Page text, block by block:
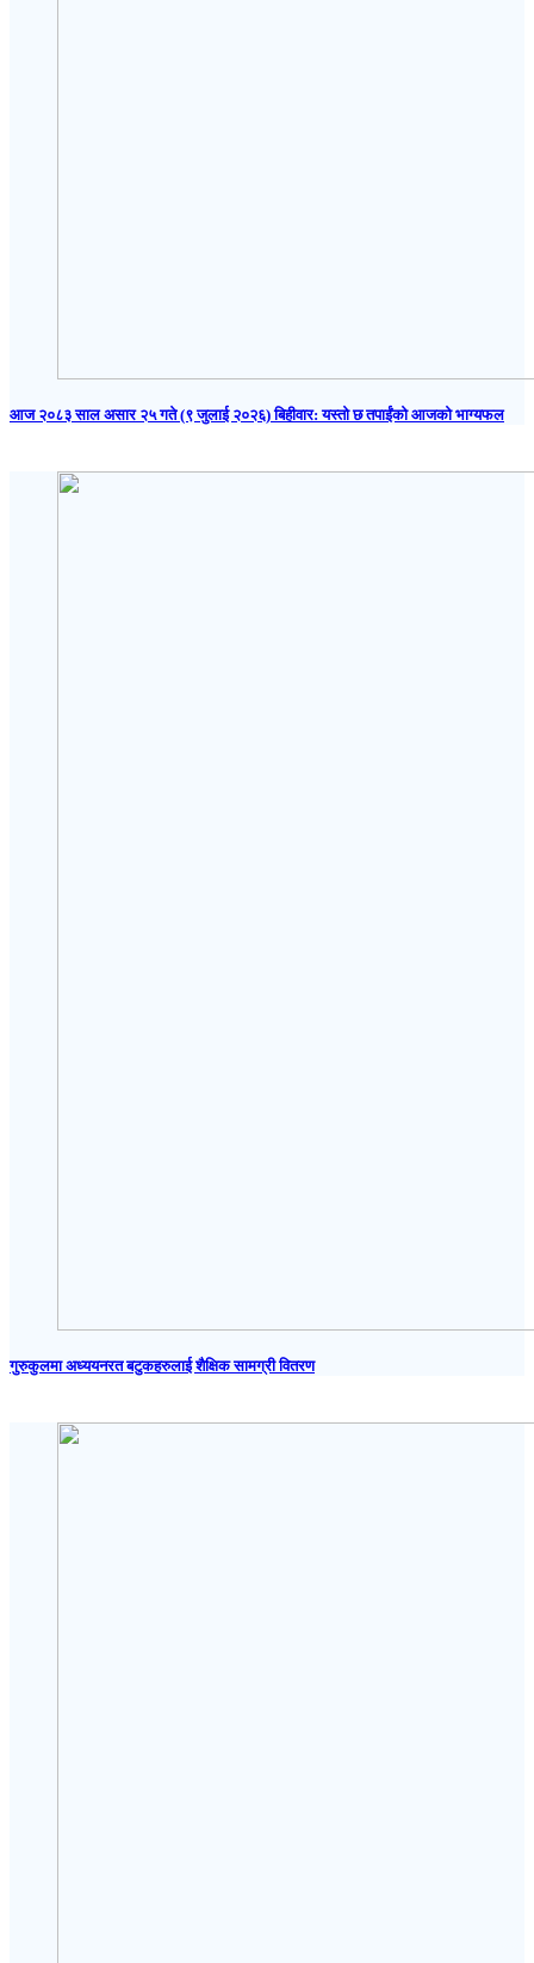
आज २०८३ साल असार २५ गते (९ जुलाई २०२६) बिहीवार: यस्तो छ तपाईंको आजको भाग्यफल
गुरुकुलमा अध्ययनरत बटुकहरुलाई शैक्षिक सामग्री वितरण